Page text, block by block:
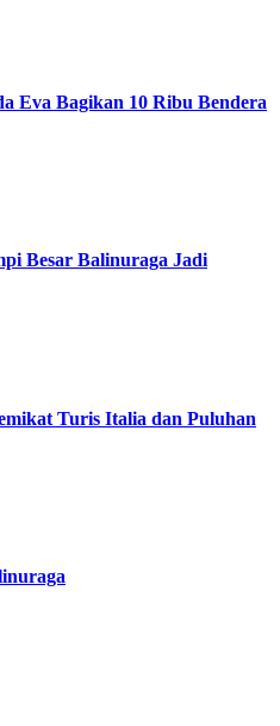
Eva Bagikan 10 Ribu Bendera
Besar Balinuraga Jadi
Turis Italia dan Puluhan